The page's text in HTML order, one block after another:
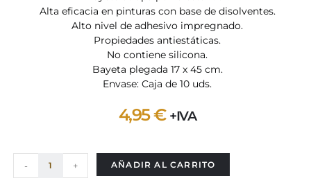
Alta eficacia en pinturas con base de disolventes.
Alto nivel de adhesivo impregnado.
Propiedades antiestáticas.
No contiene silicona.
Bayeta plegada 17 x 45 cm.
Envase: Caja de 10 uds.
4,95€ +IVA
- + AÑADIR AL CARRITO